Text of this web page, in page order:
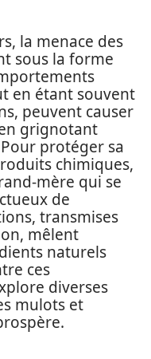
la menace des
sous la forme
en étant souvent
peuvent causer
grignotant
protéger sa
chimiques,
mère qui se
de
transmises
mêlent
naturels
ces
diverses
mulots et